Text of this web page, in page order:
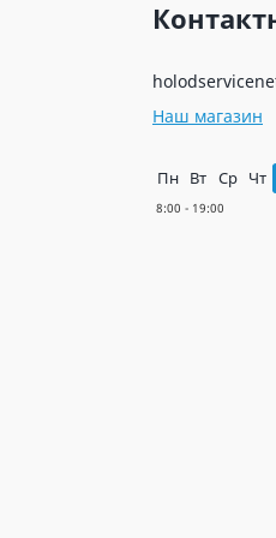
Наш магазин
Пн Вт Ср Чт